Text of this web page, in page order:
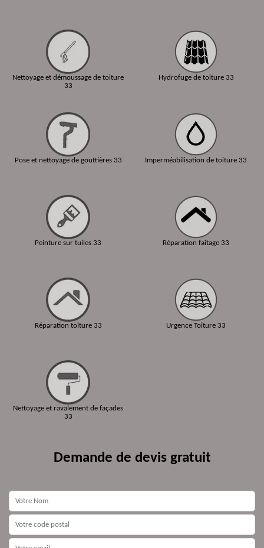
Nettoyage et démoussage de toiture
33
Pose et nettoyage de gouttières 33
Peinture sur tuiles 33
Réparation toiture 33
Nettoyage et ravalement de façades
33
Hydrofuge de toiture 33
Imperméabilisation de toiture 33
Réparation faitage 33
Urgence Toiture 33
Demande de devis gratuit